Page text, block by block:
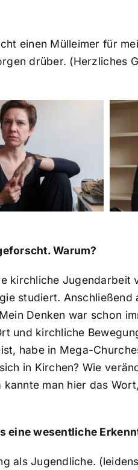
einen Mülleimer für
drüber. (Herzliches
Warum?
kirchliche Jugendarbeit
studiert.
Denken war schon
und kirchliche
habe in Mega-
in Kirchen? Wie
man hier das
eine wesentliche
als Jugendliche.